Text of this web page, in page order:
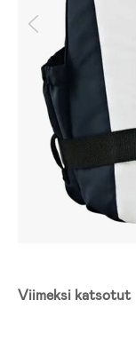
Viimeksi katsotut